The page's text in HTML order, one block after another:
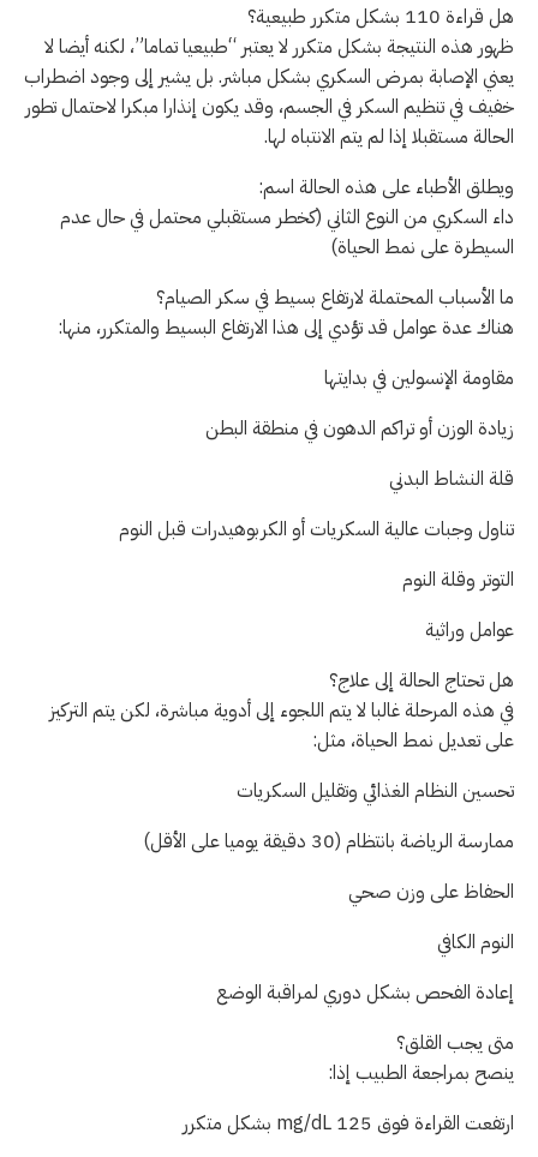
هل قراءة 110 بشكل متكرر طبيعية؟
ظهور هذه النتيجة بشكل متكرر لا يعتبر “طبيعيا تماما”، لكنه أيضا لا
يعني الإصابة بمرض السكري بشكل مباشر. بل يشير إلى وجود اضطراب
خفيف في تنظيم السكر في الجسم، وقد يكون إنذارا مبكرا لاحتمال تطور
الحالة مستقبلا إذا لم يتم الانتباه لها.
ويطلق الأطباء على هذه الحالة اسم:
داء السكري من النوع الثاني (كخطر مستقبلي محتمل في حال عدم
السيطرة على نمط الحياة)
ما الأسباب المحتملة لارتفاع بسيط في سكر الصيام؟
هناك عدة عوامل قد تؤدي إلى هذا الارتفاع البسيط والمتكرر، منها:
مقاومة الإنسولين في بدايتها
زيادة الوزن أو تراكم الدهون في منطقة البطن
قلة النشاط البدني
تناول وجبات عالية السكريات أو الكربوهيدرات قبل النوم
التوتر وقلة النوم
عوامل وراثية
هل تحتاج الحالة إلى علاج؟
في هذه المرحلة غالبا لا يتم اللجوء إلى أدوية مباشرة، لكن يتم التركيز
على تعديل نمط الحياة، مثل:
تحسين النظام الغذائي وتقليل السكريات
ممارسة الرياضة بانتظام (30 دقيقة يوميا على الأقل)
الحفاظ على وزن صحي
النوم الكافي
إعادة الفحص بشكل دوري لمراقبة الوضع
متى يجب القلق؟
ينصح بمراجعة الطبيب إذا:
ارتفعت القراءة فوق 125 mg/dL بشكل متكرر